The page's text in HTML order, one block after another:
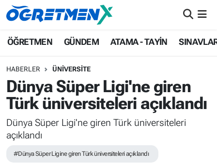
ÖĞRETMEN GÜNDEM ATAMA - TAYİN
HABERLER ÜNİVERSİTE
Dünya Süper Ligi'ne giren
Türk üniversiteleri açıklandı
Dünya Süper Ligi'ne giren Türk üniversiteleri
açıklandı
#Dünya Süper Ligine giren Türk üniversiteleri açıklandı
ÖĞRETMEN
ATAMA - TAYİN
SINAVLAR
HAYATIN İÇİNDEN
UZMAN ÖĞRETMENLİK
İstanbul Nöbetçi Eczaneler
İstanbul Namaz Vakitleri
İstanbul Trafik Yoğunluk Haritası
Süper Lig Puan Durumu ve Fikstür
Tüm Manşetler